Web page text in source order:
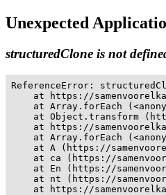
Unexpected
structuredClone is not
ReferenceError:
at https://
at Array.forEach
at Object.transform
at https://
at Array.forEach
at A (https://
at ca (https://
at En (https://
at nt (https://
at https://